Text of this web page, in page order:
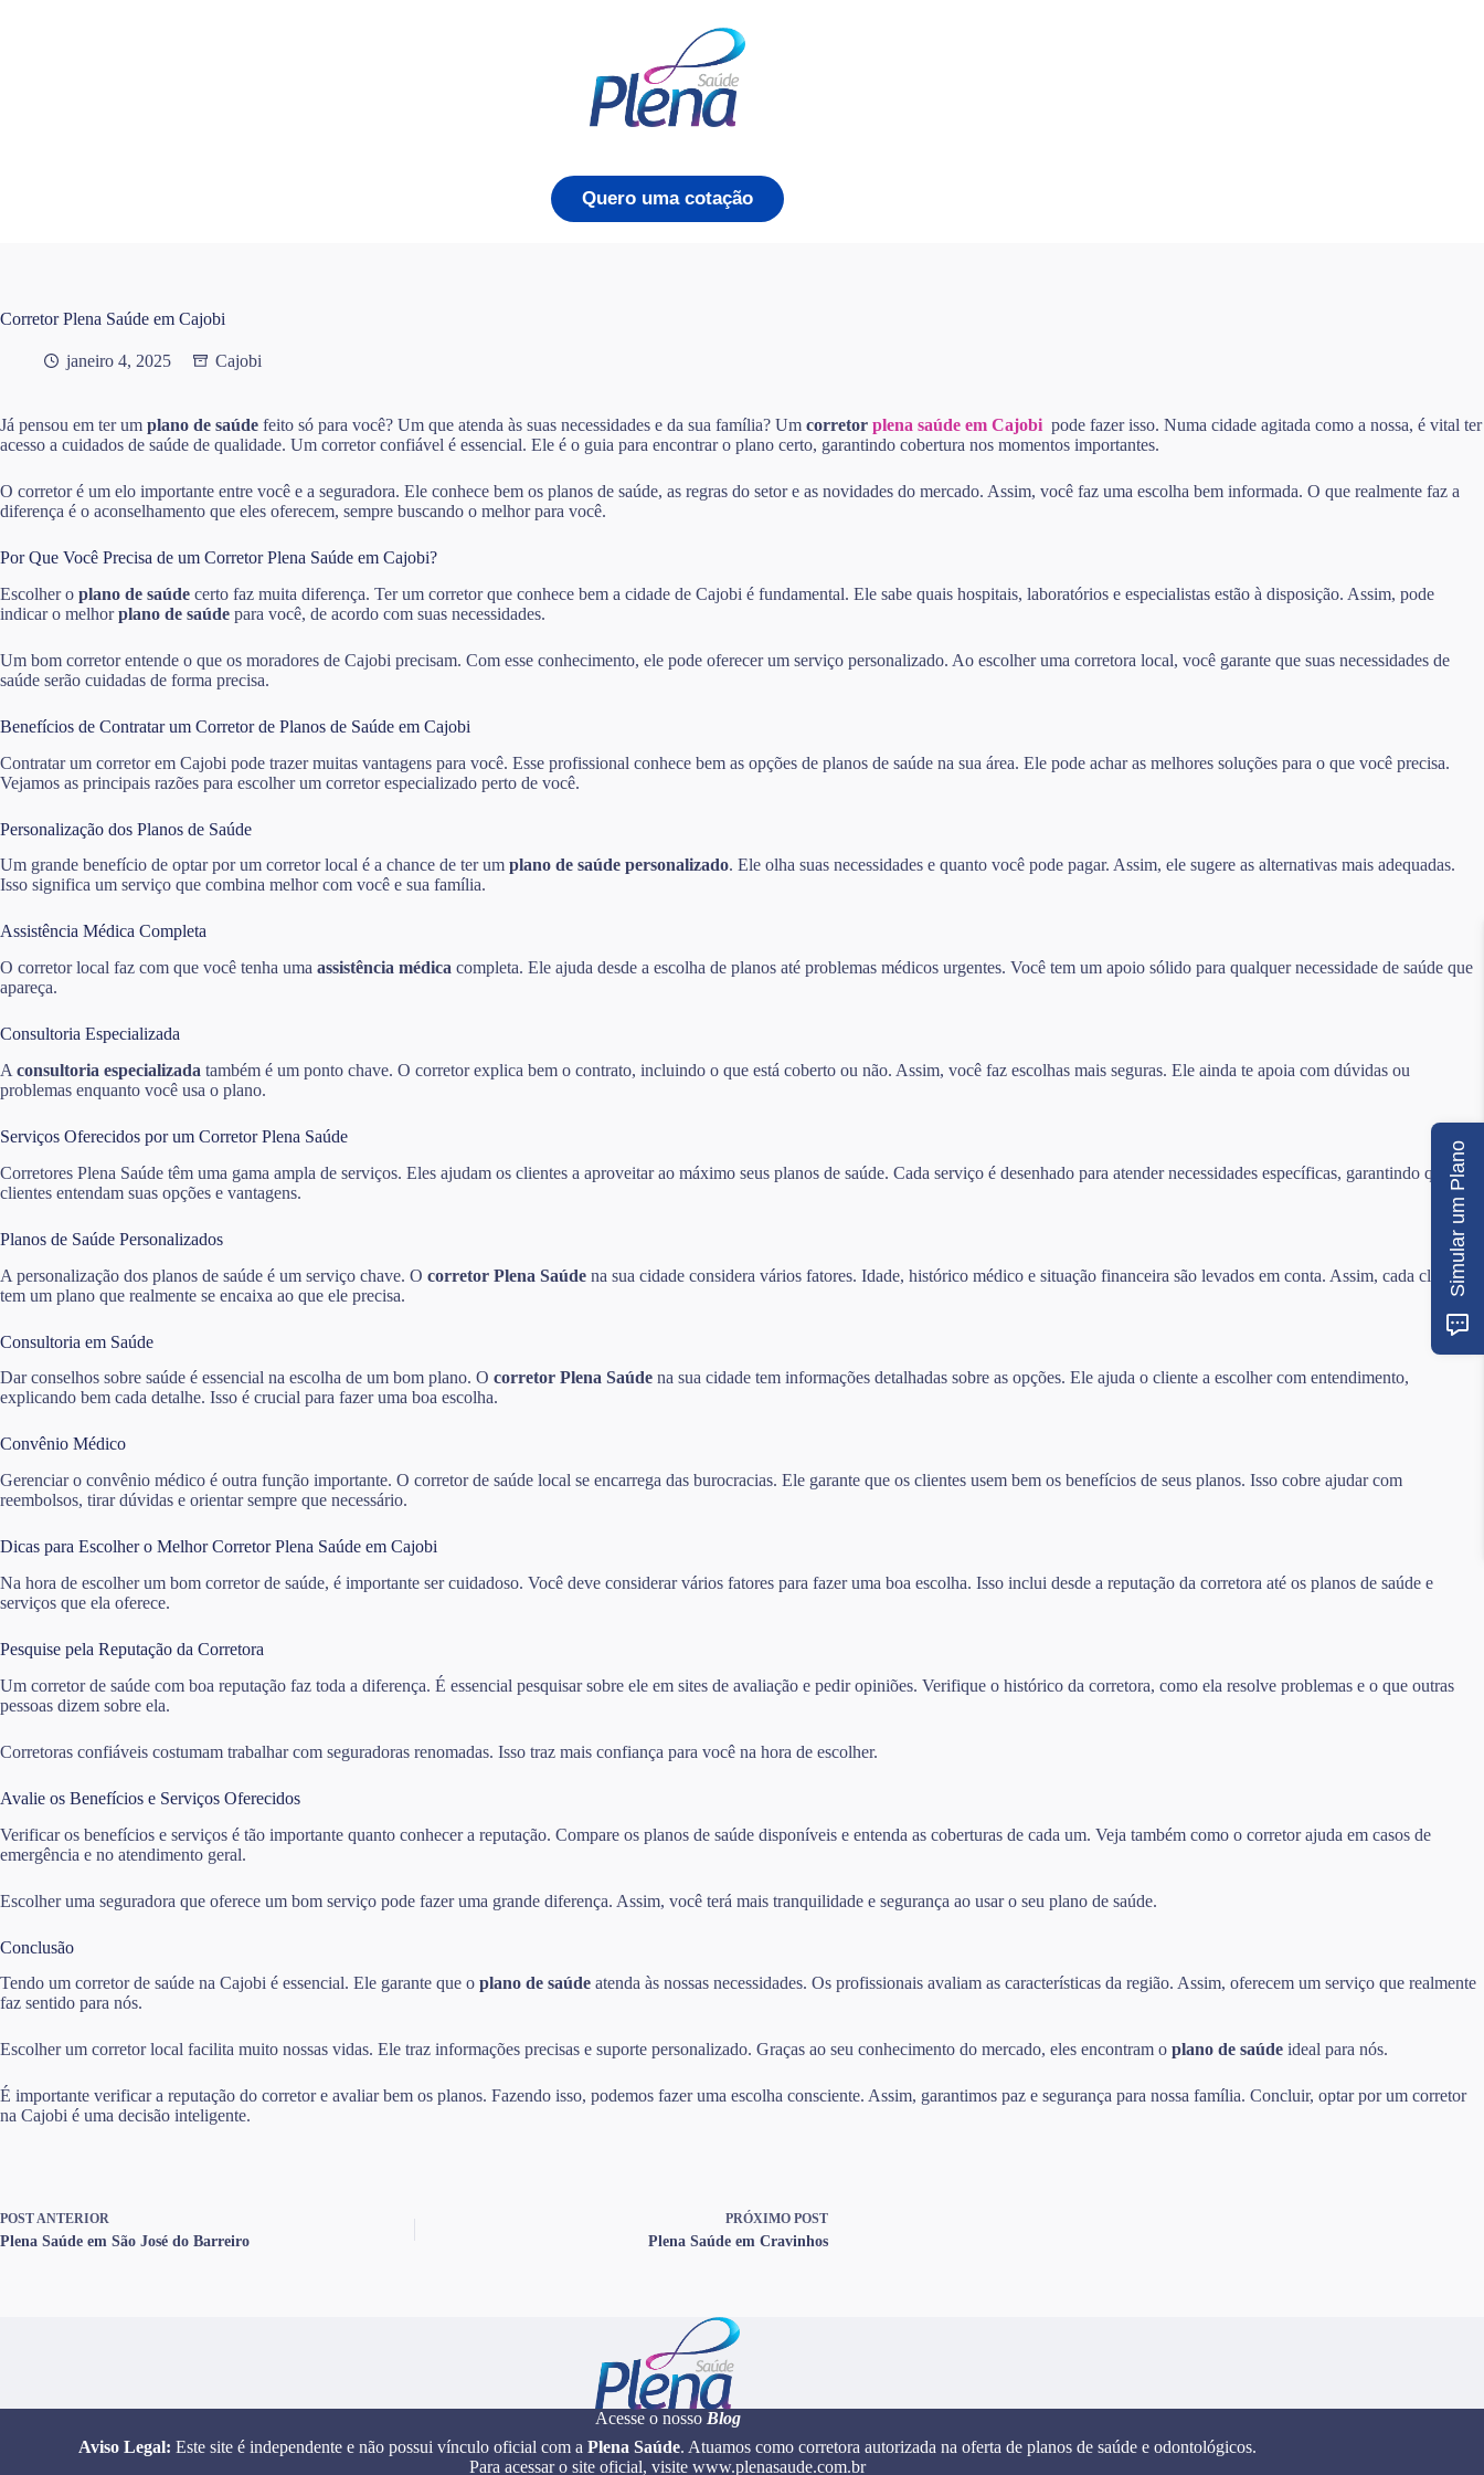
Quero uma cotação
Corretor Plena Saúde em Cajobi
janeiro 4, 2025 Cajobi
Já pensou em ter um plano de saúde feito só para você? Um que atenda às suas necessidades e da sua família? Um corretor plena saúde em Cajobi pode fazer isso. Numa cidade agitada como a nossa, é vital ter
acesso a cuidados de saúde de qualidade. Um corretor confiável é essencial. Ele é o guia para encontrar o plano certo, garantindo cobertura nos momentos importantes.
O corretor é um elo importante entre você e a seguradora. Ele conhece bem os planos de saúde, as regras do setor e as novidades do mercado. Assim, você faz uma escolha bem informada. O que realmente faz a
diferença é o aconselhamento que eles oferecem, sempre buscando o melhor para você.
Por Que Você Precisa de um Corretor Plena Saúde em Cajobi?
Escolher o plano de saúde certo faz muita diferença. Ter um corretor que conhece bem a cidade de Cajobi é fundamental. Ele sabe quais hospitais, laboratórios e especialistas estão à disposição. Assim, pode
indicar o melhorplano de saúde para você, de acordo com suas necessidades.
Um bom corretor entende o que os moradores de Cajobi precisam. Com esse conhecimento, ele pode oferecer um serviço personalizado. Ao escolher uma corretora local, você garante que suas necessidades de
saúde serão cuidadas de forma precisa.
Benefícios de Contratar um Corretor de Planos de Saúde em Cajobi
Contratar um corretor em Cajobi pode trazer muitas vantagens para você. Esse profissional conhece bem as opções de planos de saúde na sua área. Ele pode achar as melhores soluções para o que você precisa.
Vejamos as principais razões para escolher um corretor especializado perto de você.
Personalização dos Planos de Saúde
Um grande benefício de optar por um corretor local é a chance de ter um plano de saúde personalizado. Ele olha suas necessidades e quanto você pode pagar. Assim, ele sugere as alternativas mais adequadas.
Isso significa um serviço que combina melhor com você e sua família.
Assistência Médica Completa
O corretor local faz com que você tenha uma assistência médica completa. Ele ajuda desde a escolha de planos até problemas médicos urgentes. Você tem um apoio sólido para qualquer necessidade de saúde que
apareça.
Consultoria Especializada
A consultoria especializada também é um ponto chave. O corretor explica bem o contrato, incluindo o que está coberto ou não. Assim, você faz escolhas mais seguras. Ele ainda te apoia com dúvidas ou
problemas enquanto você usa o plano.
Serviços Oferecidos por um Corretor Plena Saúde
Corretores Plena Saúde têm uma gama ampla de serviços. Eles ajudam os clientes a aproveitar ao máximo seus planos de saúde. Cada serviço é desenhado para atender necessidades específicas, garantindo que os
clientes entendam suas opções e vantagens.
Planos de Saúde Personalizados
A personalização dos planos de saúde é um serviço chave. O corretor Plena Saúde na sua cidade considera vários fatores. Idade, histórico médico e situação financeira são levados em conta. Assim, cada cliente
tem um plano que realmente se encaixa ao que ele precisa.
Consultoria em Saúde
Dar conselhos sobre saúde é essencial na escolha de um bom plano. O corretor Plena Saúde na sua cidade tem informações detalhadas sobre as opções. Ele ajuda o cliente a escolher com entendimento,
explicando bem cada detalhe. Isso é crucial para fazer uma boa escolha.
Convênio Médico
Gerenciar o convênio médico é outra função importante. O corretor de saúde local se encarrega das burocracias. Ele garante que os clientes usem bem os benefícios de seus planos. Isso cobre ajudar com
reembolsos, tirar dúvidas e orientar sempre que necessário.
Dicas para Escolher o Melhor Corretor Plena Saúde em Cajobi
Na hora de escolher um bom corretor de saúde, é importante ser cuidadoso. Você deve considerar vários fatores para fazer uma boa escolha. Isso inclui desde a reputação da corretora até os planos de saúde e
serviços que ela oferece.
Pesquise pela Reputação da Corretora
Um corretor de saúde com boa reputação faz toda a diferença. É essencial pesquisar sobre ele em sites de avaliação e pedir opiniões. Verifique o histórico da corretora, como ela resolve problemas e o que outras
pessoas dizem sobre ela.
Corretoras confiáveis costumam trabalhar com seguradoras renomadas. Isso traz mais confiança para você na hora de escolher.
Avalie os Benefícios e Serviços Oferecidos
Verificar os benefícios e serviços é tão importante quanto conhecer a reputação. Compare os planos de saúde disponíveis e entenda as coberturas de cada um. Veja também como o corretor ajuda em casos de
emergência e no atendimento geral.
Escolher uma seguradora que oferece um bom serviço pode fazer uma grande diferença. Assim, você terá mais tranquilidade e segurança ao usar o seu plano de saúde.
Conclusão
Tendo um corretor de saúde na Cajobi é essencial. Ele garante que o plano de saúde atenda às nossas necessidades. Os profissionais avaliam as características da região. Assim, oferecem um serviço que realmente
faz sentido para nós.
Escolher um corretor local facilita muito nossas vidas. Ele traz informações precisas e suporte personalizado. Graças ao seu conhecimento do mercado, eles encontram o plano de saúde ideal para nós.
É importante verificar a reputação do corretor e avaliar bem os planos. Fazendo isso, podemos fazer uma escolha consciente. Assim, garantimos paz e segurança para nossa família. Concluir, optar por um corretor
na Cajobi é uma decisão inteligente.
POSTANTERIOR
Plena Saúde em São José do Barreiro
PRÓXIMO POST
Plena Saúde em Cravinhos
Acesse o nosso Blog
Aviso Legal: Este site é independente e não possui vínculo oficial com aPlena Saúde. Atuamos como corretora autorizada na oferta de planos de saúde e odontológicos.
Para acessar o site oficial, visite www.plenasaude.com.br
Simular um Plano